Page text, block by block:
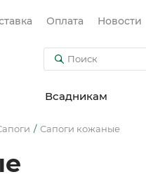
Оплата Новости
Всадникам
Сапоги кожаные